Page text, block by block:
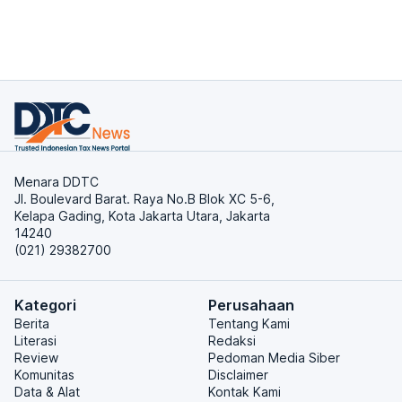
Menara DDTC
Jl. Boulevard Barat. Raya No.B Blok XC 5-6,
Kelapa Gading, Kota Jakarta Utara, Jakarta
14240
(021) 29382700
Kategori
Berita
Literasi
Review
Komunitas
Data & Alat
Perusahaan
Tentang Kami
Redaksi
Pedoman Media Siber
Disclaimer
Kontak Kami